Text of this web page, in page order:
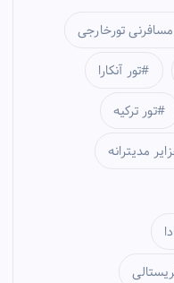
تورخارجی
تور آنکارا
تور ترکیه
مدیترانه